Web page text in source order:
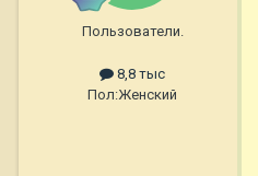
Пользователи.
8,8 тыс
Пол:Женский